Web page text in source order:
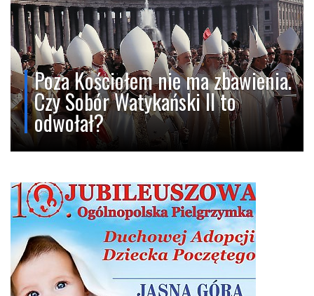
Poza Kościołem nie ma zbawienia.
Czy Sobór Watykański II to
odwołał?